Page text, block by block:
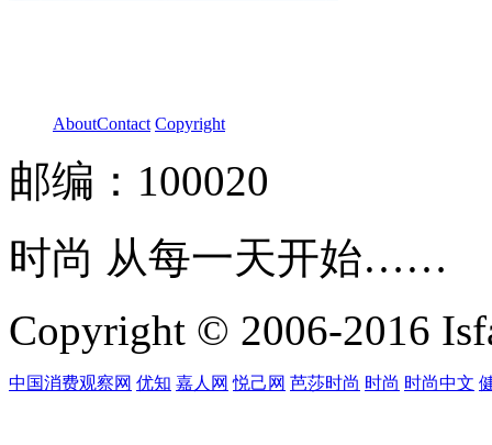
AboutContact Copyright
邮编：100020
时尚 从每一天开始……
Copyright © 2006-2016
中国消费观察网 优知 嘉人网 悦己网 芭莎时尚 时尚 时尚中文